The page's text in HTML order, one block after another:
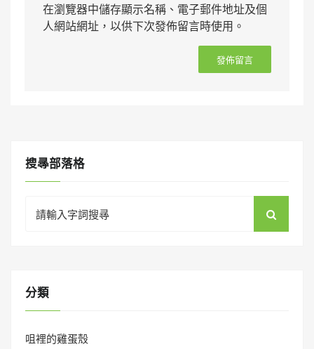
在瀏覽器中儲存顯示名稱、電子郵件地址及個
人網站網址，以供下次發佈留言時使用。
搜㝷部落格
for:
分類
咀裡的雞蛋殼